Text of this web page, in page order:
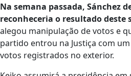
Na semana passada, Sánchez
reconheceria o resultado deste
alegou manipulação de votos e
partido entrou na Justiça com
votos registrados no exterior.